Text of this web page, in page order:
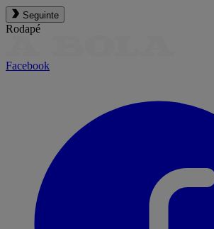
Seguinte
Rodapé
Facebook